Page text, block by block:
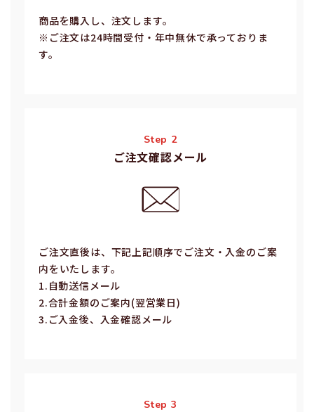
商品を購入し、注文します。
※ご注⽂は24時間受付・年中無休で承っておりま
す。
Step 2
ご注文確認メール
ご注⽂直後は、下記上記順序でご注⽂・⼊⾦のご案
内をいたします。
1.⾃動送信メール
2.合計⾦額のご案内(翌営業⽇)
3.ご⼊⾦後、⼊⾦確認メール
Step 3